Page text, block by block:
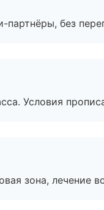
партнёры, без
Условия
зона, лечение